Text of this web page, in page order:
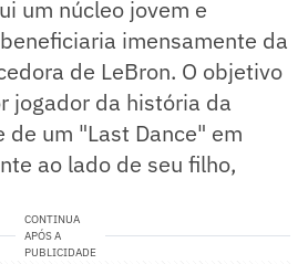
um núcleo jovem e
imensamente da
de LeBron. O objetivo
jogador da história da
de um "Last Dance" em
ao lado de seu filho,
CONTINUA
APÓS A
PUBLICIDADE